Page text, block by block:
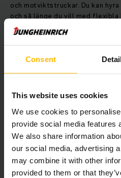
Consent
This website uses cookies
We use cookies to
provide social media features
We also share information
our social media, advertising
may combine it with other
provided to them or that
och motviktstruckar. Du kan
och så länge du vill med
Här kan du välja
hyra